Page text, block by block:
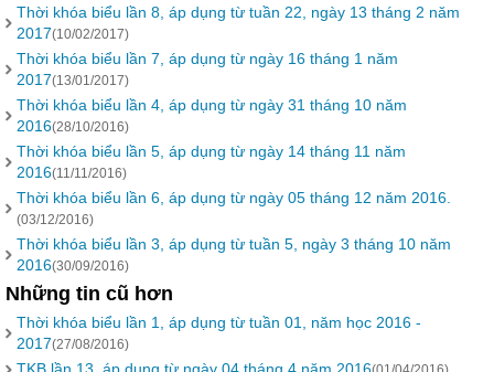
Thời khóa biểu lần 8, áp dụng từ tuần 22, ngày 13 tháng 2 năm
2017(10/02/2017)
Thời khóa biểu lần 7, áp dụng từ ngày 16 tháng 1 năm
2017(13/01/2017)
Thời khóa biểu lần 4, áp dụng từ ngày 31 tháng 10 năm
2016(28/10/2016)
Thời khóa biểu lần 5, áp dụng từ ngày 14 tháng 11 năm
2016(11/11/2016)
Thời khóa biểu lần 6, áp dụng từ ngày 05 tháng 12 năm 2016.
(03/12/2016)
Thời khóa biểu lần 3, áp dụng từ tuần 5, ngày 3 tháng 10 năm
2016(30/09/2016)
Những tin cũ hơn
Thời khóa biểu lần 1, áp dụng từ tuần 01, năm học 2016 -
2017(27/08/2016)